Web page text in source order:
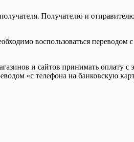
Получателю и
воспользоваться переводом
и сайтов принимать оплату с
«с телефона на банковскую